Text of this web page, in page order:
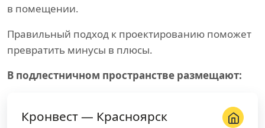
в помещении.
Правильный подход к проектированию поможет
превратить минусы в плюсы.
В подлестничном пространстве размещают:
Кронвест — Красноярск